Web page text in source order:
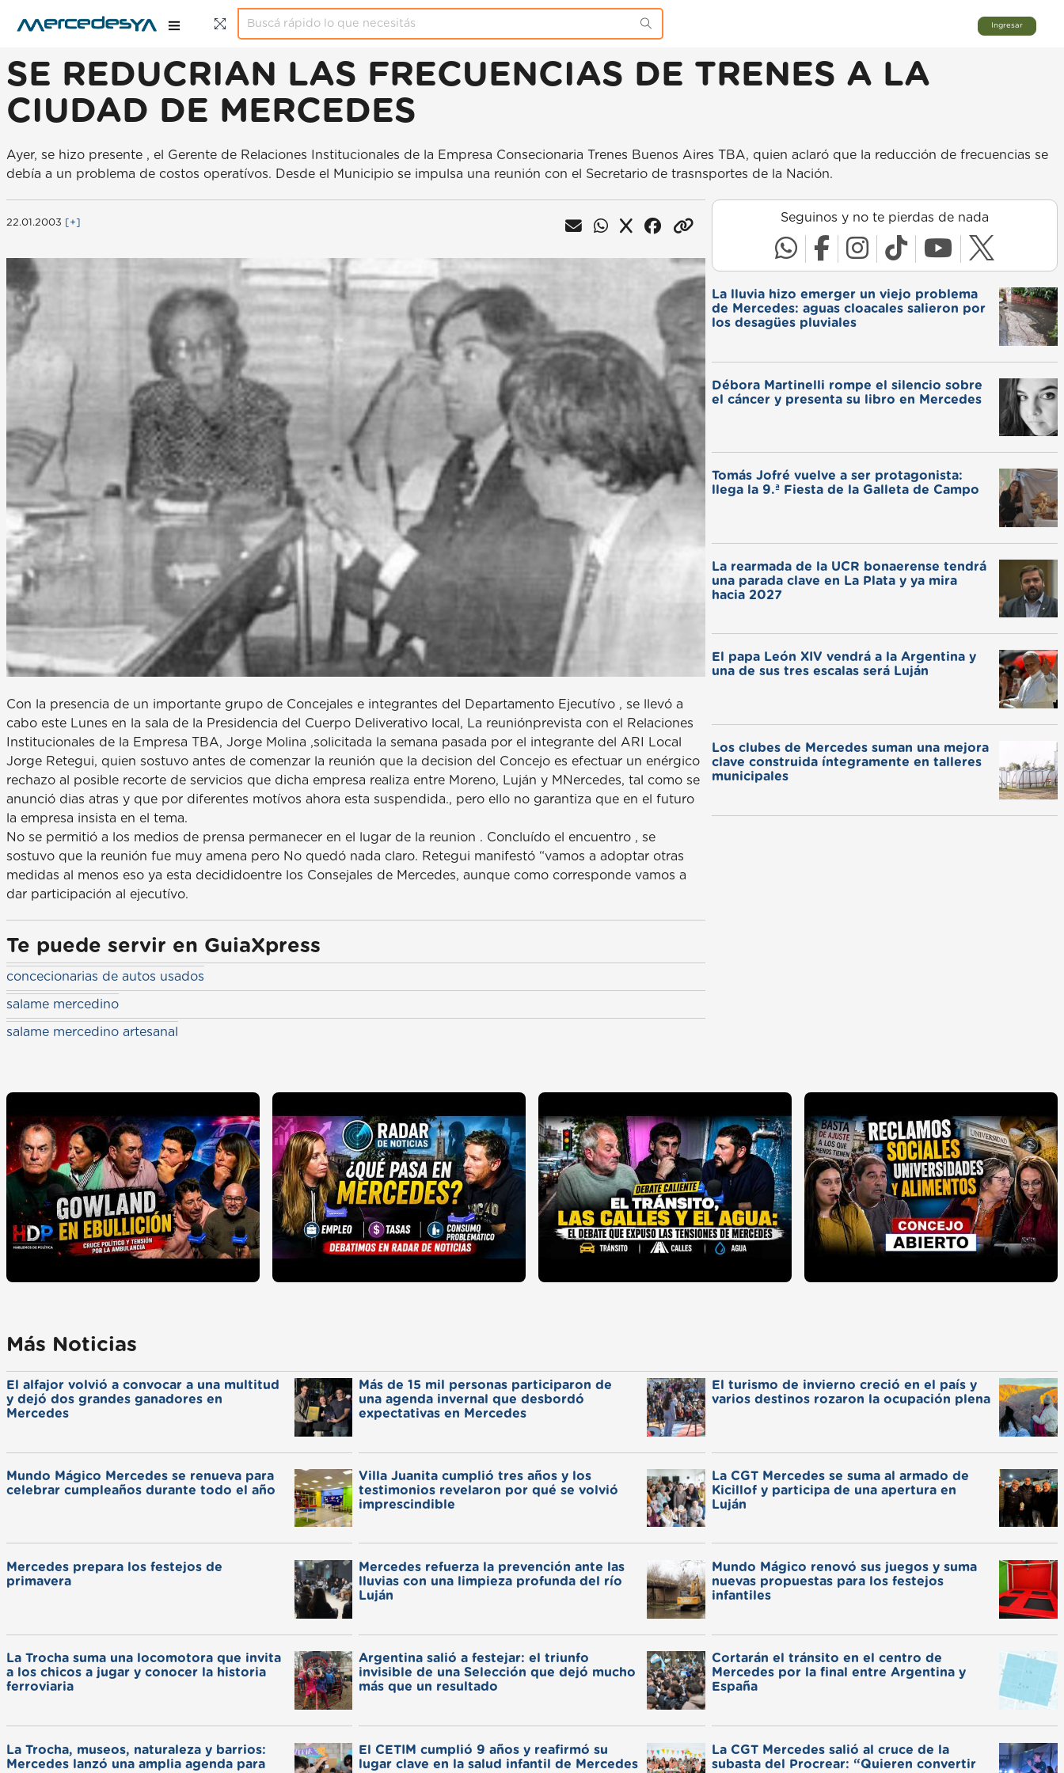
Ingresar
SE REDUCRIAN LAS FRECUENCIAS DE TRENES A LA
CIUDAD DE MERCEDES
Ayer, se hizo presente , el Gerente de Relaciones Institucionales de la Empresa Consecionaria Trenes Buenos Aires TBA, quien aclaró que la reducción de frecuencias se
debía a un problema de costos operatívos. Desde el Municipio se impulsa una reunión con el Secretario de trasnsportes de la Nación.
22.01.2003 [+]
Con la presencia de un importante grupo de Concejales e integrantes del Departamento Ejecutívo , se llevó a
cabo este Lunes en la sala de la Presidencia del Cuerpo Deliverativo local, La reuniónprevista con el Relaciones
Institucionales de la Empresa TBA, Jorge Molina ,solicitada la semana pasada por el integrante del ARI Local
Jorge Retegui, quien sostuvo antes de comenzar la reunión que la decision del Concejo es efectuar un enérgico
rechazo al posible recorte de servicios que dicha empresa realiza entre Moreno, Luján y MNercedes, tal como se
anunció dias atras y que por diferentes motívos ahora esta suspendida., pero ello no garantiza que en el futuro
la empresa insista en el tema.
No se permitió a los medios de prensa permanecer en el lugar de la reunion . Concluído el encuentro , se
sostuvo que la reunión fue muy amena pero No quedó nada claro. Retegui manifestó “vamos a adoptar otras
medidas al menos eso ya esta decididoentre los Consejales de Mercedes, aunque como corresponde vamos a
dar participación al ejecutívo.
Te puede servir en GuiaXpress
concecionarias de autos usados
salame mercedino
salame mercedino artesanal
Seguinos y no te pierdas de nada
La lluvia hizo emerger un viejo problema
de Mercedes: aguas cloacales salieron por
los desagües pluviales
Débora Martinelli rompe el silencio sobre
el cáncer y presenta su libro en Mercedes
Tomás Jofré vuelve a ser protagonista:
llega la 9.ª Fiesta de la Galleta de Campo
La rearmada de la UCR bonaerense tendrá
una parada clave en La Plata y ya mira
hacia 2027
El papa León XIV vendrá a la Argentina y
una de sus tres escalas será Luján
Los clubes de Mercedes suman una mejora
clave construida íntegramente en talleres
municipales
Más Noticias
El alfajor volvió a convocar a una multitud
y dejó dos grandes ganadores en
Mercedes
Más de 15 mil personas participaron de
una agenda invernal que desbordó
expectativas en Mercedes
El turismo de invierno creció en el país y
varios destinos rozaron la ocupación plena
Mundo Mágico Mercedes se renueva para
celebrar cumpleaños durante todo el año
Villa Juanita cumplió tres años y los
testimonios revelaron por qué se volvió
imprescindible
La CGT Mercedes se suma al armado de
Kicillof y participa de una apertura en
Luján
Mercedes prepara los festejos de
primavera
Mercedes refuerza la prevención ante las
lluvias con una limpieza profunda del río
Luján
Mundo Mágico renovó sus juegos y suma
nuevas propuestas para los festejos
infantiles
La Trocha suma una locomotora que invita
a los chicos a jugar y conocer la historia
ferroviaria
Argentina salió a festejar: el triunfo
invisible de una Selección que dejó mucho
más que un resultado
Cortarán el tránsito en el centro de
Mercedes por la final entre Argentina y
España
La Trocha, museos, naturaleza y barrios:
Mercedes lanzó una amplia agenda para
El CETIM cumplió 9 años y reafirmó su
lugar clave en la salud infantil de Mercedes
La CGT Mercedes salió al cruce de la
subasta del Procrear: “Quieren convertir